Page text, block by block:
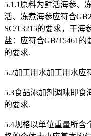
5.1.1原料为鲜活海参、
活、冻煮海参应符合
SC/T3215的要求，干海
盐：应符合GB/T5461的
的要求.
5.2加工用水加工用水应
5.3食品添加剂调味即食
的要求.
5.4规格以单位重量所含